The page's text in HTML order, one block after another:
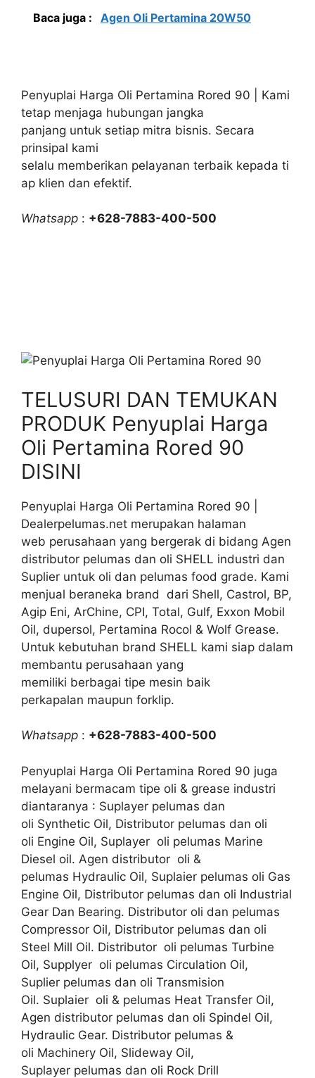
Baca juga : Agen Oli Pertamina 20W50
Penyuplai Harga Oli Pertamina Rored 90 | Kami
tetap menjaga hubungan jangka
panjang untuk setiap mitra bisnis. Secara
prinsipal kami
selalu memberikan pelayanan terbaik kepada ti
ap klien dan efektif.
Whatsapp : +628-7883-400-500
TELUSURI DAN TEMUKAN
PRODUK Penyuplai Harga
Oli Pertamina Rored 90
DISINI
Penyuplai Harga Oli Pertamina Rored 90 |
Dealerpelumas.net merupakan halaman
web perusahaan yang bergerak di bidang Agen
distributor pelumas dan oli SHELL industri dan
Suplier untuk oli dan pelumas food grade. Kami
menjual beraneka brand dari Shell, Castrol, BP,
Agip Eni, ArChine, CPI, Total, Gulf, Exxon Mobil
Oil, dupersol, Pertamina Rocol & Wolf Grease.
Untuk kebutuhan brand SHELL kami siap dalam
membantu perusahaan yang
memiliki berbagai tipe mesin baik
perkapalan maupun forklip.
Whatsapp : +628-7883-400-500
Penyuplai Harga Oli Pertamina Rored 90 juga
melayani bermacam tipe oli & grease industri
diantaranya : Suplayer pelumas dan
oli Synthetic Oil, Distributor pelumas dan oli
oli Engine Oil, Suplayer oli pelumas Marine
Diesel oil. Agen distributor oli &
pelumas Hydraulic Oil, Suplaier pelumas oli Gas
Engine Oil, Distributor pelumas dan oli Industrial
Gear Dan Bearing. Distributor oli dan pelumas
Compressor Oil, Distributor pelumas dan oli
Steel Mill Oil. Distributor oli pelumas Turbine
Oil, Supplyer oli pelumas Circulation Oil,
Suplier pelumas dan oli Transmision
Oil. Suplaier oli & pelumas Heat Transfer Oil,
Agen distributor pelumas dan oli Spindel Oil,
Hydraulic Gear. Distributor pelumas &
oli Machinery Oil, Slideway Oil,
Suplayer pelumas dan oli Rock Drill